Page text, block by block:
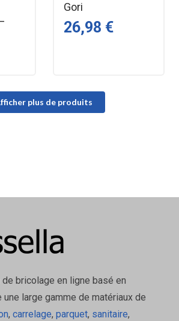
Gori
26,98 €
plus de produits
de bricolage en ligne basé en
une large gamme de matériaux de
, carrelage, parquet, sanitaire,